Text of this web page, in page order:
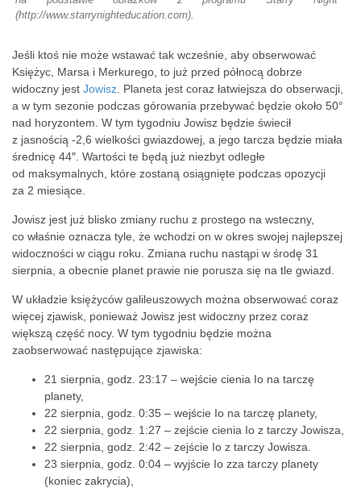
(http://www.starrynighteducation.com).
Jeśli ktoś nie może wstawać tak wcześnie, aby obserwować
Księżyc, Marsa i Merkurego, to już przed północą dobrze
widoczny jest Jowisz . Planeta jest coraz łatwiejsza do obserwacji,
a w tym sezonie podczas górowania przebywać będzie około 50°
nad horyzontem. W tym tygodniu Jowisz będzie świecił
z jasnością -2,6 wielkości gwiazdowej, a jego tarcza będzie miała
średnicę 44″. Wartości te będą już niezbyt odległe
od maksymalnych, które zostaną osiągnięte podczas opozycji
za 2 miesiące.
Jowisz jest już blisko zmiany ruchu z prostego na wsteczny,
co właśnie oznacza tyle, że wchodzi on w okres swojej najlepszej
widoczności w ciągu roku. Zmiana ruchu nastąpi w środę 31
sierpnia, a obecnie planet prawie nie porusza się na tle gwiazd.
W układzie księżyców galileuszowych można obserwować coraz
więcej zjawisk, ponieważ Jowisz jest widoczny przez coraz
większą część nocy. W tym tygodniu będzie można
zaobserwować następujące zjawiska:
21 sierpnia, godz. 23:17 – wejście cienia Io na tarczę
planety,
22 sierpnia, godz. 0:35 – wejście Io na tarczę planety,
22 sierpnia, godz. 1:27 – zejście cienia Io z tarczy Jowisza,
22 sierpnia, godz. 2:42 – zejście Io z tarczy Jowisza.
23 sierpnia, godz. 0:04 – wyjście Io zza tarczy planety
(koniec zakrycia),